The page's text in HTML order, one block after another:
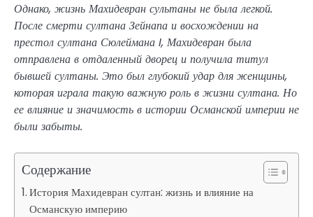
Однако, жизнь Махидевран сультаны не была легкой.
После смерти султана Зейнапа и восхождении на
престол султана Сюлеймана I, Махидевран была
отправлена в отдаленный дворец и получила титул
бывшей султаны. Это был глубокий удар для женщины,
которая играла такую важную роль в жизни султана. Но
ее влияние и значимость в истории Османской империи не
были забыты.
Содержание
История Махидевран султан: жизнь и влияние на
Османскую империю